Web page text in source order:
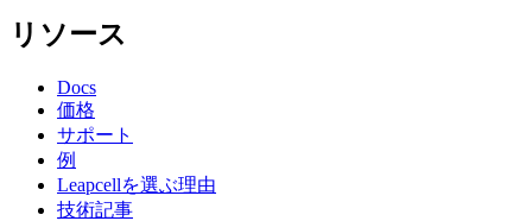
リソース
Docs
価格
サポート
例
Leapcellを選ぶ理由
技術記事